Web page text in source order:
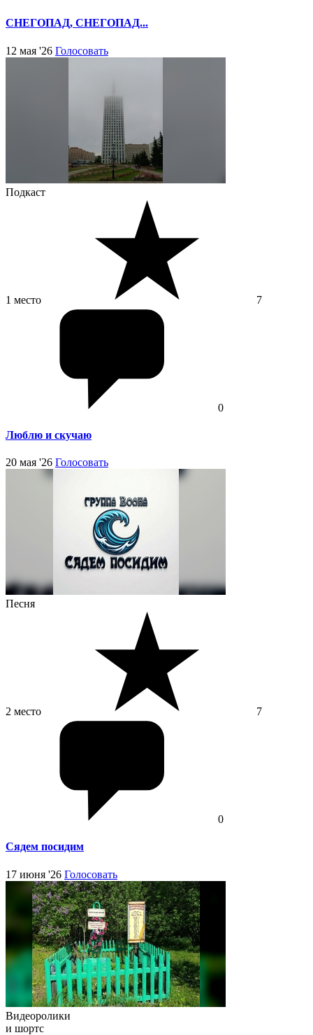
СНЕГОПАД, СНЕГОПАД...
12 мая '26 Голосовать
Подкаст
1 место 7
0
Люблю и скучаю
20 мая '26 Голосовать
Песня
2 место 7
0
Сядем посидим
17 июня '26 Голосовать
Видеоролики
и шортс